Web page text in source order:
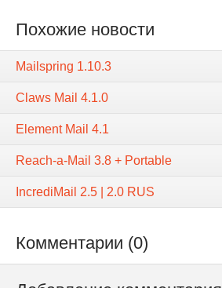
Похожие новости
Mailspring 1.10.3
Claws Mail 4.1.0
Element Mail 4.1
Reach-a-Mail 3.8 + Portable
IncrediMail 2.5 | 2.0 RUS
Комментарии (0)